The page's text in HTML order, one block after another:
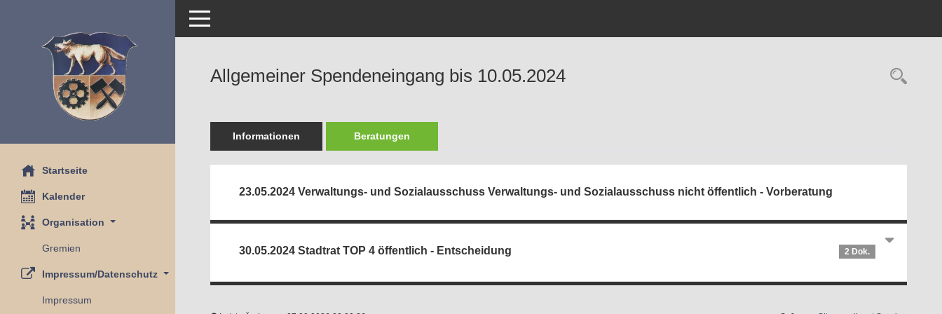
Startseite
Kalender
Organisation
Gremien
Impressum/Datenschutz
Impressum
Toggle navigation
Allgemeiner Spendeneingang bis 10.05.2024
Informationen Beratungen
23.05.2024 Verwaltungs- und Sozialausschuss Verwaltungs- und Sozialausschuss nicht öffentlich - Vorberatung
30.05.2024 Stadtrat TOP 4 öffentlich - Entscheidung 2 Dok.